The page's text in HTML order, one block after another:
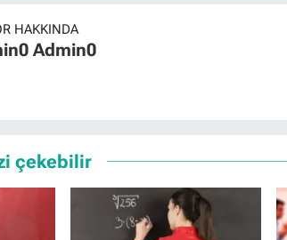
HAKKINDA
Admin0
çekebilir